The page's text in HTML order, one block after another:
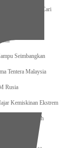
Upayakan Cari
Cair
Seimbangkan
Tentera Malaysia
Rusia
Kemiskinan Ekstrem
ke Timur Tengah